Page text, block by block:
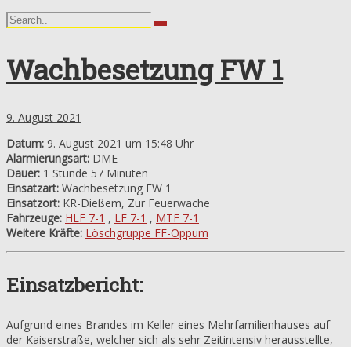
Wachbesetzung FW 1
9. August 2021
Datum: 9. August 2021 um 15:48 Uhr
Alarmierungsart: DME
Dauer: 1 Stunde 57 Minuten
Einsatzart: Wachbesetzung FW 1
Einsatzort: KR-Dießem, Zur Feuerwache
Fahrzeuge: HLF 7-1 , LF 7-1 , MTF 7-1
Weitere Kräfte: Löschgruppe FF-Oppum
Einsatzbericht:
Aufgrund eines Brandes im Keller eines Mehrfamilienhauses auf
der Kaiserstraße, welcher sich als sehr Zeitintensiv herausstellte,